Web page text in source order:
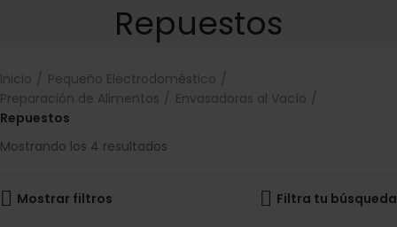
Repuestos
Inicio
Pequeño Electrodoméstico
Preparación de Alimentos
Envasadoras al Vacío
Repuestos
Mostrando los 4 resultados
Mostrar filtros Filtra tu búsqueda